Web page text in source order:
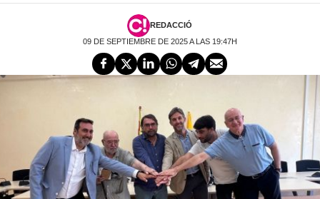
REDACCIÓ
09 DE SEPTIEMBRE DE 2025 A LAS 19:47H